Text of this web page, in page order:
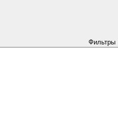
Фильтры